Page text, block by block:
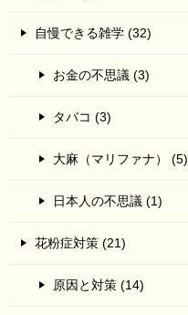
自慢できる雑学 (32)
お金の不思議 (3)
タバコ (3)
大麻（マリファナ） (5)
日本人の不思議 (1)
花粉症対策 (21)
原因と対策 (14)